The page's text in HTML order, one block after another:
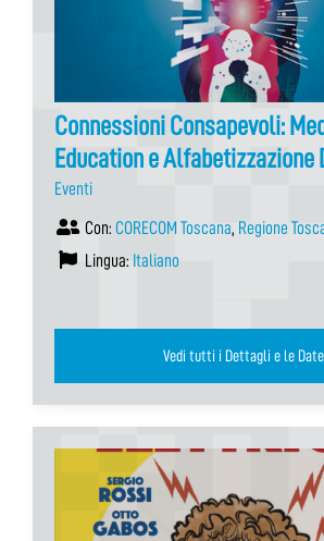
Connessioni Consapevoli:
Education e Alfabetizzazione
Eventi
Con: CORECOM Toscana, Regione
Lingua: Italiano
Vedi tutti i Dettagli e le Date